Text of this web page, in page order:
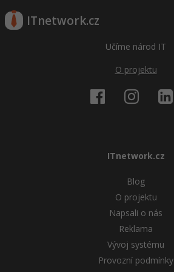
Windows
Fórum
ITnetwork.cz
Učíme národ IT
O projektu
ITnetwork.cz
Blog
O projektu
Napsali o nás
Reklama
Vývoj systému
Provozní podmínky